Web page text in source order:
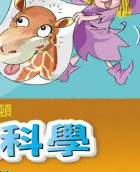
化妝保養 情趣用品